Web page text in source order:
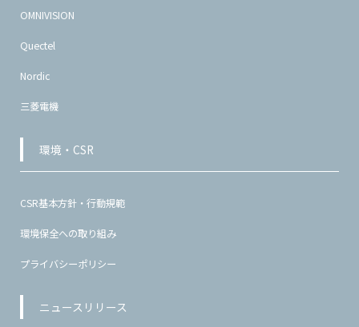
OMNIVISION
Quectel
Nordic
三菱電機
環境・CSR
CSR基本方針・行動規範
環境保全への取り組み
プライバシーポリシー
ニュースリリース